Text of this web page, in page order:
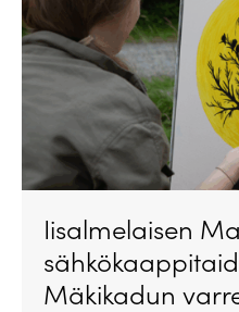
Iisalmelaisen
Mäkikadun